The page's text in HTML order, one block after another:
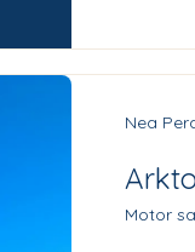
Nea
Motor